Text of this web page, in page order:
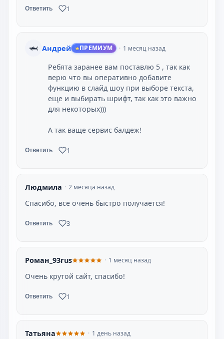
Ответить 1
🦈 Андрей ПРЕМИУМ 1 месяц назад
Ребята заранее вам поставлю 5 , так как
верю что вы оперативно добавите
функцию в слайд шоу при выборе текста,
еще и выбирать шрифт, так как это важно
А так ваще сервис балдеж!
Ответить 1
Людмила 2 месяца назад
Спасибо, все очень быстро получается!
Ответить 3
Роман_93rus 1 месяц назад
Очень крутой сайт, спасибо!
Ответить 1
Татьяна 1 день назад